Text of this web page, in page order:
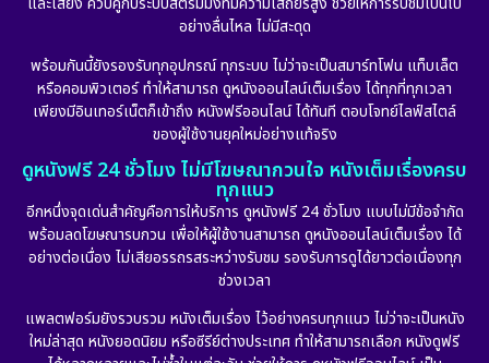
อย่างลื่นไหล ไม่มีสะดุด
พร้อมกันนี้ยังรองรับทุกอุปกรณ์ ทุกระบบ ไม่ว่าจะเป็นสมาร์ทโฟน แท็บเล็ต
หรือคอมพิวเตอร์ ทำให้สามารถ ดูหนังออนไลน์เต็มเรื่อง ได้ทุกที่ทุกเวลา
เพียงมีอินเทอร์เน็ตก็เข้าถึง หนังฟรีออนไลน์ ได้ทันที ตอบโจทย์ไลฟ์สไตล์
ของผู้ใช้งานยุคใหม่อย่างแท้จริง
ดูหนังฟรี 24 ชั่วโมง ไม่มีโฆษณากวนใจ หนังเต็มเรื่องครบ
ทุกแนว
อีกหนึ่งจุดเด่นสำคัญคือการให้บริการ ดูหนังฟรี 24 ชั่วโมง แบบไม่มีข้อจำกัด
พร้อมลดโฆษณารบกวน เพื่อให้ผู้ใช้งานสามารถ ดูหนังออนไลน์เต็มเรื่อง ได้
อย่างต่อเนื่อง ไม่เสียอรรถรสระหว่างรับชม รองรับการดูได้ยาวต่อเนื่องทุก
ช่วงเวลา
แพลตฟอร์มยังรวบรวม หนังเต็มเรื่อง ไว้อย่างครบทุกแนว ไม่ว่าจะเป็นหนัง
ใหม่ล่าสุด หนังยอดนิยม หรือซีรีย์ต่างประเทศ ทำให้สามารถเลือก หนังดูฟรี